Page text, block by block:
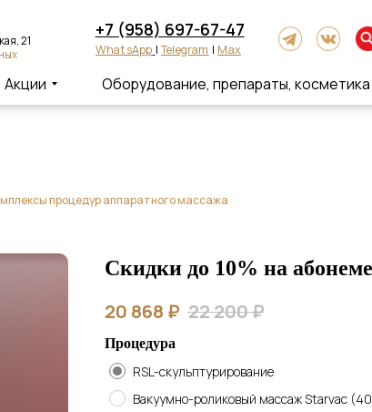
Оборудование, препараты, косметика
WhatsApp |Telegram|Max
+7 (958) 697-67-47
процедур аппаратного массажа
Скидки до 10% на
20 868 ₽ 22 200₽
Процедура
RSL-скульптурирование
Вакуумно-роликовый массаж Starvac